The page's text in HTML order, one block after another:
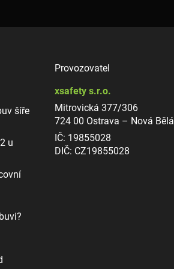
šíře
u
Provozovatel
xsafety s.r.o.
Mitrovická 377/306
724 00 Ostrava – Nová Bělá
IČ: 19855028
DIČ: CZ19855028